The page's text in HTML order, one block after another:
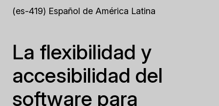
(es-419) Español de América Latina
La flexibilidad y
accesibilidad del
software para